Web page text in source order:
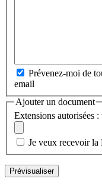
Prévenez-moi de
email
Ajouter un document
Extensions autorisées :
Je veux recevoir la